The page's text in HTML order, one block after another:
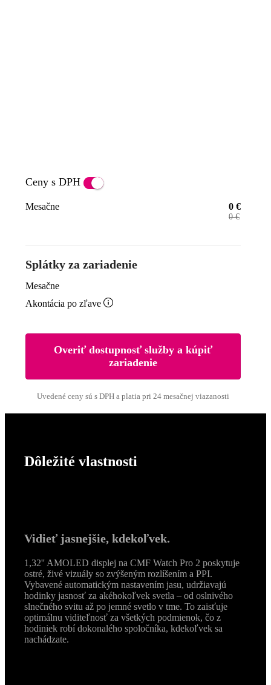
Ceny s DPH
Mesačne 0 €
0€
Splátky za zariadenie
Mesačne
Akontácia po zľave 
Overiť dostupnosť služby a kúpiť
zariadenie
Uvedené ceny sú s DPH a platia pri 24 mesačnej viazanosti
Dôležité vlastnosti
Vidieť jasnejšie, kdekoľvek.
1,32'' AMOLED displej na CMF Watch Pro 2 poskytuje
ostré, živé vizuály so zvýšeným rozlíšením a PPI.
Vybavené automatickým nastavením jasu, udržiavajú
hodinky jasnosť za akéhokoľvek svetla – od oslnivého
slnečného svitu až po jemné svetlo v tme. To zaisťuje
optimálnu viditeľnosť za všetkých podmienok, čo z
hodiniek robí dokonalého spoločníka, kdekoľvek sa
nachádzate.